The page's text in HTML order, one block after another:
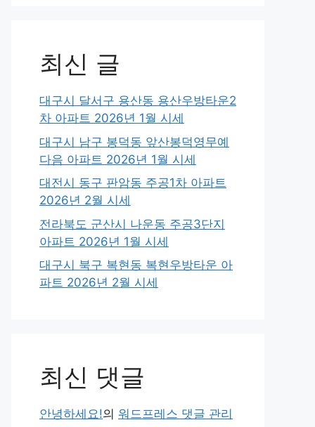
최신 글
대구시 달서구 용산동 용산우방타운2
차 아파트 2026년 1월 시세
대구시 남구 봉덕동 앞산봉덕영무예
다음 아파트 2026년 1월 시세
대전시 동구 판암동 주공1차 아파트
2026년 2월 시세
전라북도 군산시 나운동 주공3단지
아파트 2026년 1월 시세
대구시 북구 복현동 복현우방타운 아
파트 2026년 2월 시세
최신 댓글
안녕하세요!의 워드프레스 댓글 관리